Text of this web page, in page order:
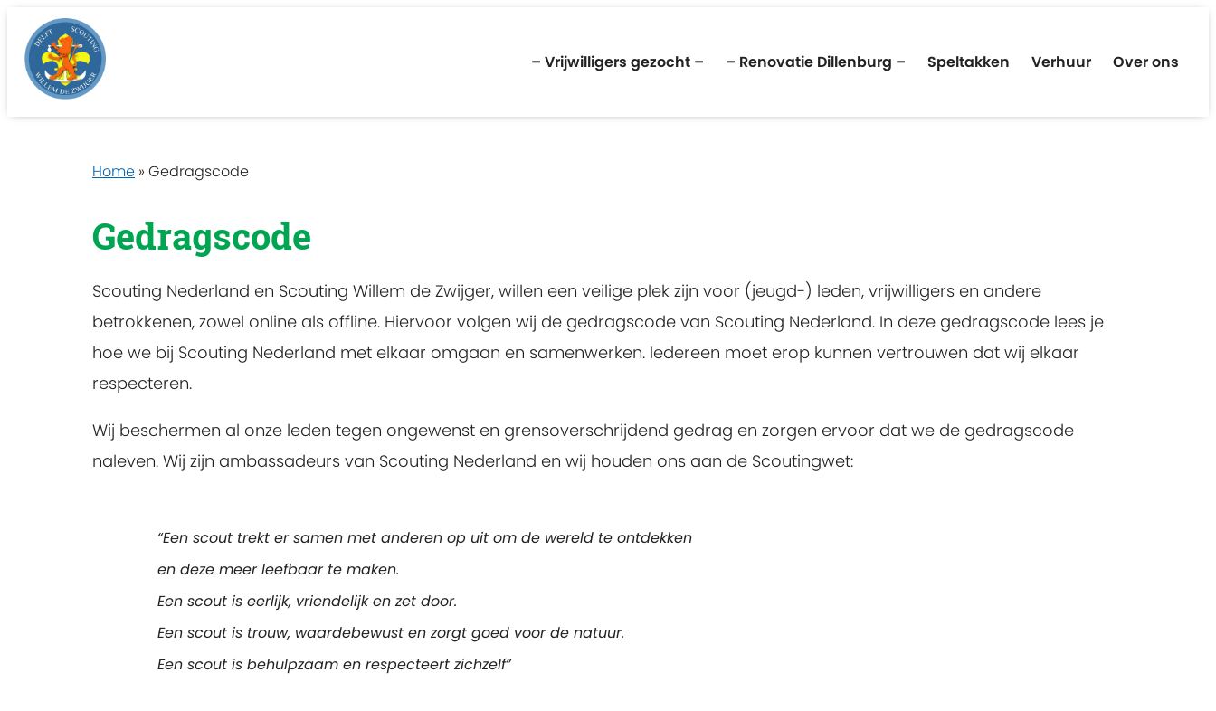
– Vrijwilligers gezocht – – Renovatie Dillenburg – Speltakken Verhuur Over ons
Home » Gedragscode
Gedragscode
Scouting Nederland en Scouting Willem de Zwijger, willen een veilige plek zijn voor (jeugd-) leden, vrijwilligers en andere
betrokkenen, zowel online als offline. Hiervoor volgen wij de gedragscode van Scouting Nederland. In deze gedragscode lees je
hoe we bij Scouting Nederland met elkaar omgaan en samenwerken. Iedereen moet erop kunnen vertrouwen dat wij elkaar
respecteren.
Wij beschermen al onze leden tegen ongewenst en grensoverschrijdend gedrag en zorgen ervoor dat we de gedragscode
naleven. Wij zijn ambassadeurs van Scouting Nederland en wij houden ons aan de Scoutingwet:
“Een scout trekt er samen met anderen op uit om de wereld te ontdekken
en deze meer leefbaar te maken.
Een scout is eerlijk, vriendelijk en zet door.
Een scout is trouw, waardebewust en zorgt goed voor de natuur.
Een scout is behulpzaam en respecteert zichzelf”